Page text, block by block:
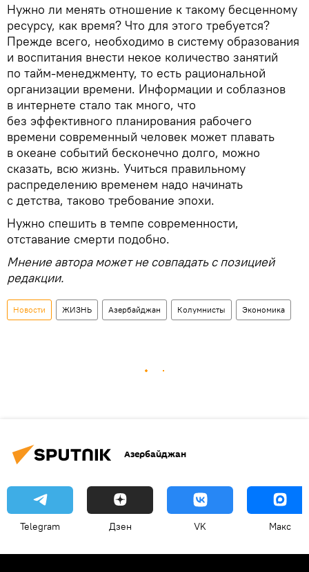
Нужно ли менять отношение к такому бесценному
ресурсу, как время? Что для этого требуется?
Прежде всего, необходимо в систему образования
и воспитания внести некое количество занятий
по тайм-менеджменту, то есть рациональной
организации времени. Информации и соблазнов
в интернете стало так много, что
без эффективного планирования рабочего
времени современный человек может плавать
в океане событий бесконечно долго, можно
сказать, всю жизнь. Учиться правильному
распределению временем надо начинать
с детства, таково требование эпохи.
Нужно спешить в темпе современности,
отставание смерти подобно.
Мнение автора может не совпадать с позицией
редакции.
Новости ЖИЗНЬ Азербайджан Колумнисты Экономика
Азербайджан
Telegram Дзен VK Макс